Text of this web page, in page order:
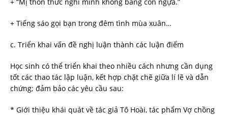
+ Tiếng sáo gọi bạn trong đêm tình mùa xuân…
c. Triển khai vấn đề nghị luận thành các luận điểm
Học sinh có thể triển khai theo nhiều cách nhưng cần dụng
tốt các thao tác lập luận, kết hợp chặt chẽ giữa lí lẽ và dẫn
chứng; đảm bảo các yêu cầu sau:
* Giới thiệu khái quát về tác giả Tô Hoài, tác phẩm Vợ chồng